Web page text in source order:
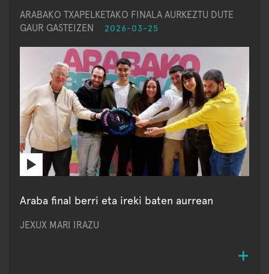
ARABAKO TXAPELKETAKO FINALA AURKEZTU DUTE
GAUR GASTEIZEN
2026-03-25
Araba final berri eta ireki baten aurrean
JEXUX MARI IRAZU